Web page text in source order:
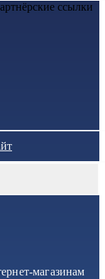
ссылки
магазинам